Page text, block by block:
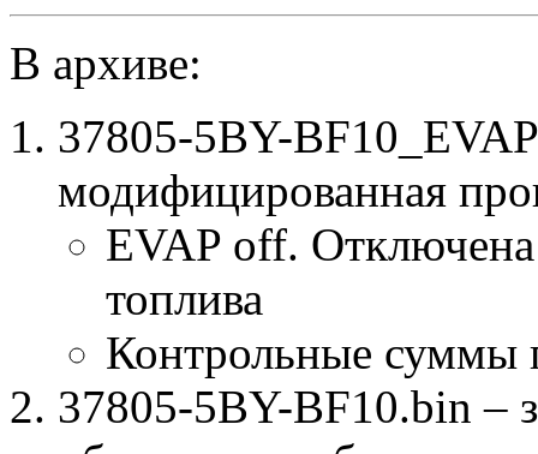
В архиве:
37805-5BY-
модифицированная
EVAP off. Отключена
топлива
Контрольные суммы
37805-5BY-BF10.bin –